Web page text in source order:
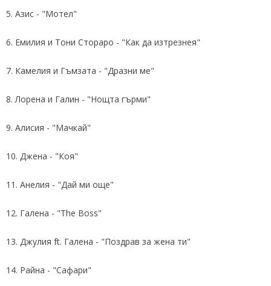
5. Азис - "Мотел"
6. Емилия и Тони Стораро - "Как да изтрезнея"
7. Камелия и Гъмзата - "Дразни ме"
8. Лорена и Галин - "Нощта гърми"
9. Алисия - "Мачкай"
10. Джена - "Коя"
11. Анелия - "Дай ми още"
12. Галена - "The Boss"
13. Джулия ft. Галена - "Поздрав за жена ти"
14. Райна - "Сафари"